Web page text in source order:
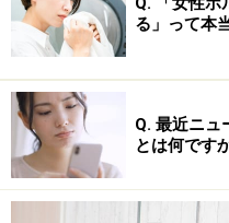
「血液凝固第VIII因子製
「アルブミン製剤」は火
る」って本
Q. 最近ニュ
とは何です